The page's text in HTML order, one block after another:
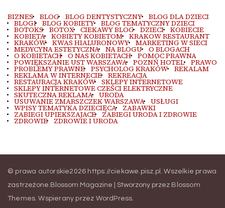
BIZNES BLOG BLOG DENTYSTYCZNY BLOG DLA DZIECI
BLOGI BLOG KOBIETY BLOG TEMATYCZNY DZIECI
BOTOKS BOTOX CIEKAWY BLOG DZIECI KOBIECIE
KOBIETA KOBIETY KOBIETOM KRAKOW RESTAURANT
KRAKÓW KWAS HIALURONOWY MARKETING W SIECI
MEDYCYNA ESTETYCZNA NA BLOGU O BLOGACH
O KOBIETACH O NAS KOBIETACH POMOC PRAWNA
POWIĘKSZANIE UST WARSZAWA POZNŃ HOTEL PRAWO
PROBLEMY PRAWNE PSYCHOLOG KRAKÓW REKALAM
REKLAMA W INTERNECIE REKREACJA
RESTAURACJA KRAKÓW SKLEPY INTERNETOWE
SKLEPY INTERNETOWE CZEŚCI ELEKTRYCZNE
SKUTECZNA REKLAMA URODA
USUWANIE ZMARSZCZEK WARSZAWA USŁUGI
WPISY TEMATYKA DZIECIĘCA ZABAWKI
ZABIEGI UPIEKSZAJACE ZABIEGI URODA I ZDROWIE
ZDROWIE ZDROWIE I URODA
© prawa autorskie2026 https://ciekawe.pisz.pl
. Wszelkie prawa
zastrzeżone. Blossom Magazine | Stworzony przez Blossom
Themes Wspierany przez WordPress